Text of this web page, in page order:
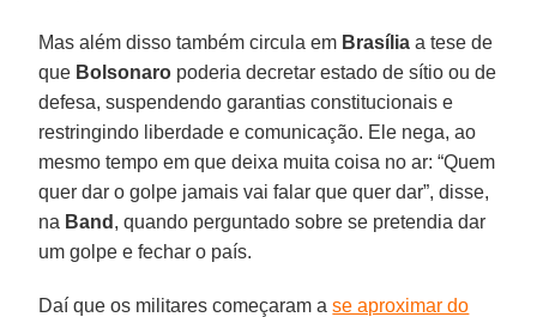
Mas além disso também circula em Brasília a tese de
que Bolsonaro poderia decretar estado de sítio ou de
defesa, suspendendo garantias constitucionais e
restringindo liberdade e comunicação. Ele nega, ao
mesmo tempo em que deixa muita coisa no ar: “Quem
quer dar o golpe jamais vai falar que quer dar”, disse,
na Band , quando perguntado sobre se pretendia dar
um golpe e fechar o país.
Daí que os militares começaram ase aproximar do